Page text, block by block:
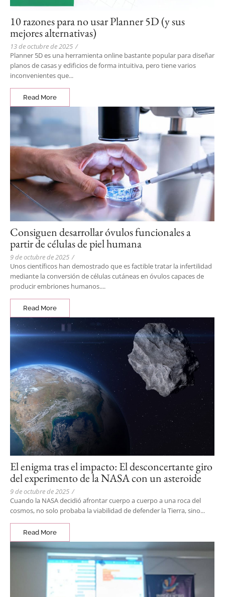
10 razones para no usar Planner 5D (y sus
mejores alternativas)
13 de octubre de 2025 /
Planner 5D es una herramienta online bastante popular para diseñar
planos de casas y edificios de forma intuitiva, pero tiene varios
inconvenientes que...
Read More
Consiguen desarrollar óvulos funcionales a
partir de células de piel humana
9 de octubre de 2025 /
Unos científicos han demostrado que es factible tratar la infertilidad
mediante la conversión de células cutáneas en óvulos capaces de
producir embriones humanos....
Read More
El enigma tras el impacto: El desconcertante giro
del experimento de la NASA con un asteroide
9 de octubre de 2025 /
Cuando la NASA decidió afrontar cuerpo a cuerpo a una roca del
cosmos, no solo probaba la viabilidad de defender la Tierra, sino...
Read More